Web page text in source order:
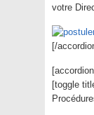
votre
[/
[toggle